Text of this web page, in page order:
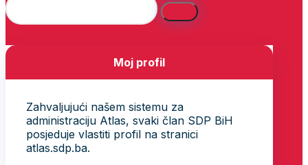
Moj profil
Zahvaljujući našem sistemu za
administraciju Atlas, svaki član SDP BiH
posjeduje vlastiti profil na stranici
atlas.sdp.ba.